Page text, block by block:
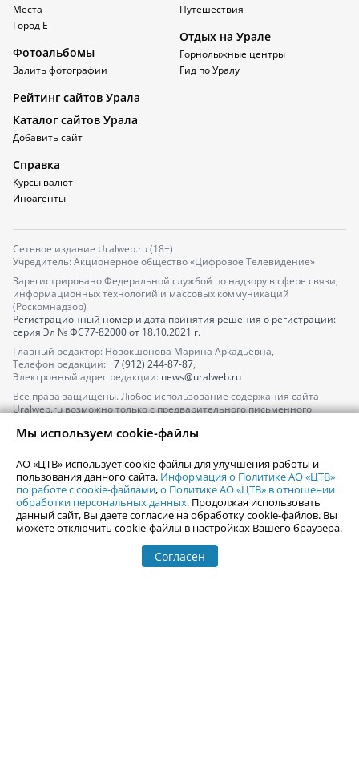
Места
Город Е
Фотоальбомы
Залить фотографии
Путешествия
Отдых на Урале
Горнолыжные центры
Гид по Уралу
Рейтинг сайтов Урала
Каталог сайтов Урала
Добавить сайт
Справка
Курсы валют
Иноагенты
Сетевое издание Uralweb.ru (18+)
Учредитель: Акционерное общество «Цифровое Телевидение»
Зарегистрировано Федеральной службой по надзору в сфере связи,
информационных технологий и массовых коммуникаций
(Роскомнадзор)
Регистрационный номер и дата принятия решения о регистрации:
серия Эл № ФС77-82000от 18.10.2021 г.
Главный редактор: Новокшонова Марина Аркадьевна,
Телефон редакции: +7 (912) 244-87-87,
Электронный адрес редакции: news@uralweb.ru
Все права защищены. Любое использование содержания сайта
Uralweb.ru возможно только с предварительного письменного
По вопросам размещения рекламы обращайтесь по тел.
По вопросам размещения информации в разделе «Афиша»
afisha@uralweb.ru
Пользовательское соглашение на использование сайта
Политика АО «ЦТВ» в отношении обработки персональных данных
Мы используем cookie-файлы
АО «ЦТВ» использует cookie-файлы для улучшения работы и
пользования данного сайта. Информация о Политике АО «ЦТВ»
по работе с cookie-файлами,о Политике АО «ЦТВ» в отношении
обработки персональных данных. Продолжая использовать
данный сайт, Вы даете согласие на обработку cookie-файлов. Вы
можете отключить cookie-файлы в настройках Вашего браузера.
Согласен